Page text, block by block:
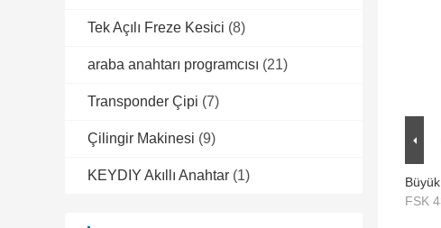
Tek Açılı Freze Kesici (8)
araba anahtarı programcısı (21)
Transponder Çipi (7)
Çilingir Makinesi (9)
KEYDIY Akıllı Anahtar (1)
FSK